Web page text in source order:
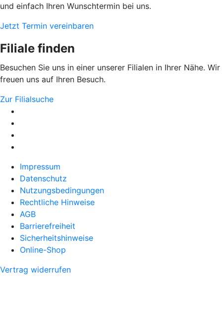
und einfach Ihren Wunschtermin bei uns.
Jetzt Termin vereinbaren
Filiale finden
Besuchen Sie uns in einer unserer Filialen in Ihrer Nähe. Wir
freuen uns auf Ihren Besuch.
Zur Filialsuche
Impressum
Datenschutz
Nutzungsbedingungen
Rechtliche Hinweise
AGB
Barrierefreiheit
Sicherheitshinweise
Online-Shop
Vertrag widerrufen